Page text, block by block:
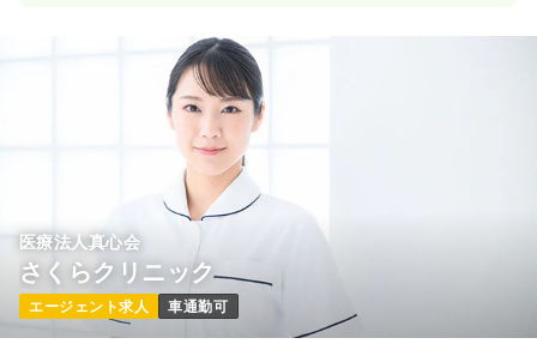
医療法人真心会
さくらクリニック
エージェント求人 車通勤可